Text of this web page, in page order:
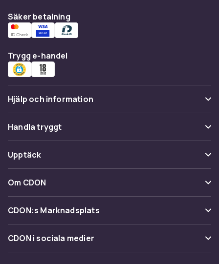
Säker betalning
Trygg e-handel
Hjälp och information
Vanliga frågor
Spåra paket
Ångra & Returnera här
Kundservice
Handla tryggt
Betalning
Leverans
Återkallelser
Upptäck
Kategorier
Varumärken
Shopit.se
Om CDON
Om oss
Kundrecensioner
CDON:s Marknadsplats
Sälj på CDON
Bli affiliate
CDON i sociala medier